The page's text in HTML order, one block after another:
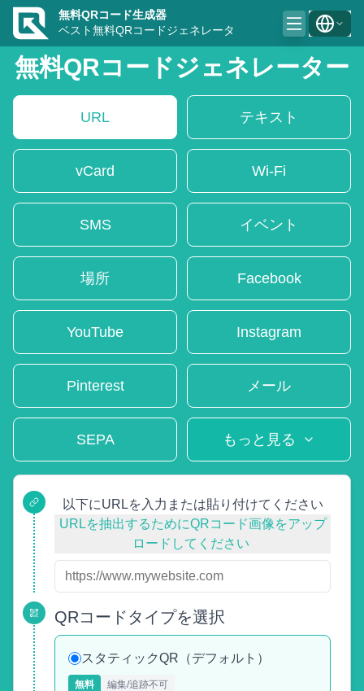
無料QRコード生成器
ベスト無料QRコードジェネレータ
無料QRコードジェネレーター
URL テキスト
vCard Wi-Fi
SMS イベント
場所 Facebook
YouTube Instagram
Pinterest メール
SEPA もっと見る
以下にURLを入力または貼り付けてください
URLを抽出するためにQRコード画像をアップ
ロードしてください
QRコードタイプを選択
スタティックQR（デフォルト）
無料 編集/追跡不可